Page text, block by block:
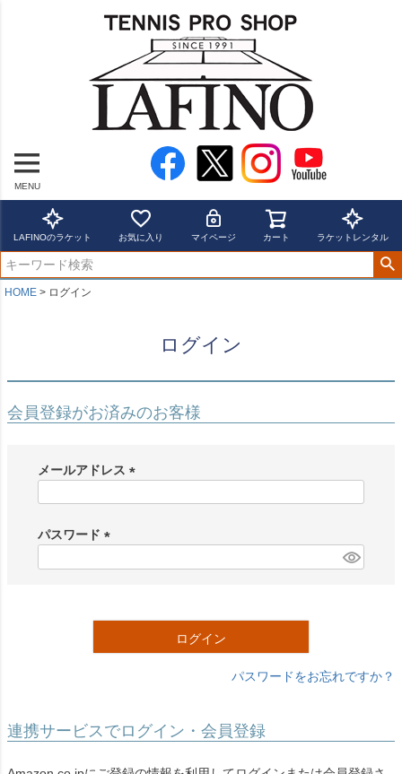
MENU
LAFINOのラケット お気に入り マイページ カート ラケットレンタル
HOME ログイン
ログイン
会員登録がお済みのお客様
メールアドレス
)
パスワード
ログイン
パスワードをお忘れですか？
連携サービスでログイン・会員登録